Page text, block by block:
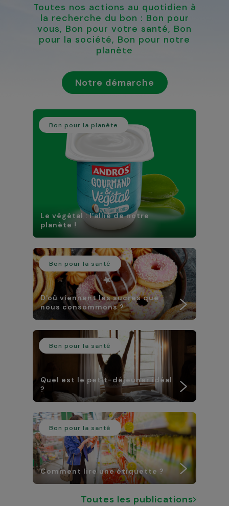
Toutes nos actions au quotidien à
la recherche du bon : Bon pour
vous, Bon pour votre santé, Bon
pour la société, Bon pour notre
planète
Notre démarche
Bon pour la planète
Le végétal : l’allié de notre
planète !
Bon pour la santé
D'où viennent les sucres que
nous consommons ?
Bon pour la santé
Quel est le petit-déjeuner idéal
?
Bon pour la santé
Comment lire une étiquette ?
Toutes les publications